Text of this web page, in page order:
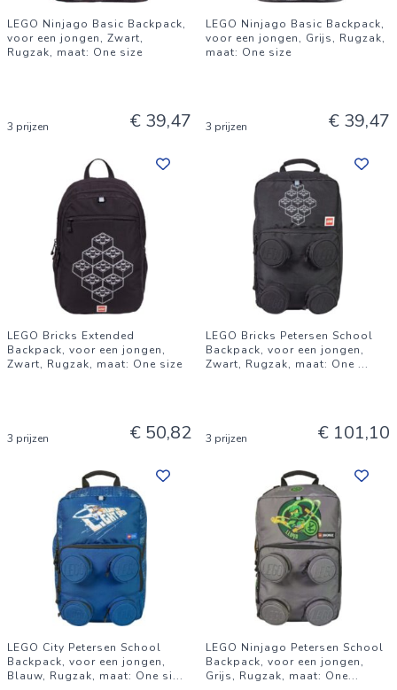
LEGO Ninjago Basic Backpack,
voor een jongen, Zwart,
Rugzak, maat: One size
3 prijzen € 39,47
LEGO Ninjago Basic Backpack,
voor een jongen, Grijs, Rugzak,
maat: One size
3 prijzen € 39,47
LEGO Bricks Extended
Backpack, voor een jongen,
Zwart, Rugzak, maat: One size
3 prijzen € 50,82
LEGO Bricks Petersen School
Backpack, voor een jongen,
Zwart, Rugzak, maat: One ...
3 prijzen € 101,10
LEGO City Petersen School
Backpack, voor een jongen,
Blauw, Rugzak, maat: One si...
LEGO Ninjago Petersen School
Backpack, voor een jongen,
Grijs, Rugzak, maat: One...